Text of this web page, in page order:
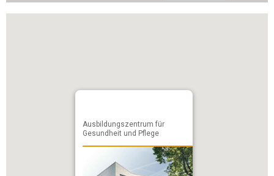
Ausbildungszentrum für
Gesundheit und Pflege